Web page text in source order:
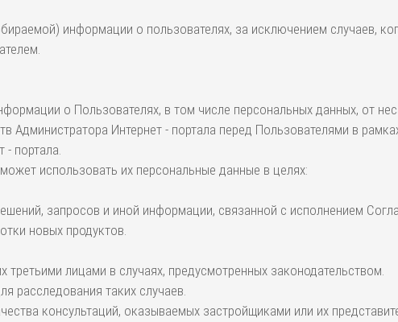
информации о пользователях, за исключением случаев,
о Пользователях, в том числе персональных данных, от
Интернет - портала перед Пользователями в
портала.
использовать их персональные данные в целях:
запросов и иной информации, связанной с исполнением
новых продуктов.
лицами в случаях, предусмотренных законодательством.
расследования таких случаев.
консультаций, оказываемых застройщиками или их